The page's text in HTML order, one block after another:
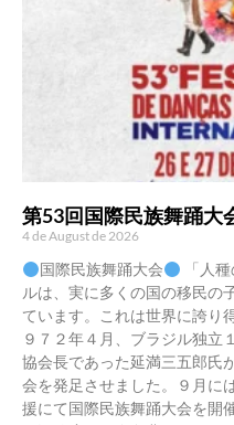
第53回国際民族舞踊大
4 de August de 2026
国際民族舞踊大会
「人
ルは、実に多くの国の移民の
ています。これは世界に誇り
９７２年４月、ブラジル独立
協会長であった延満三五郎氏
会を発足させました。９月に
援にて国際民族舞踊大会を開